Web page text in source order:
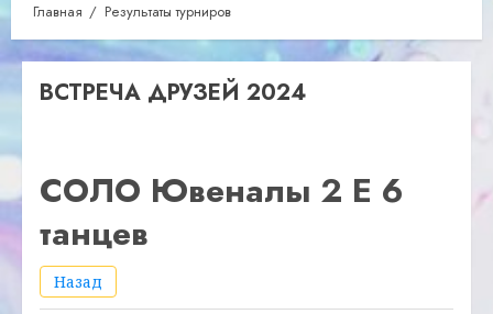
Главная Результаты турниров
ВСТРЕЧА ДРУЗЕЙ 2024
СОЛО Ювеналы 2 E 6
танцев
Назад